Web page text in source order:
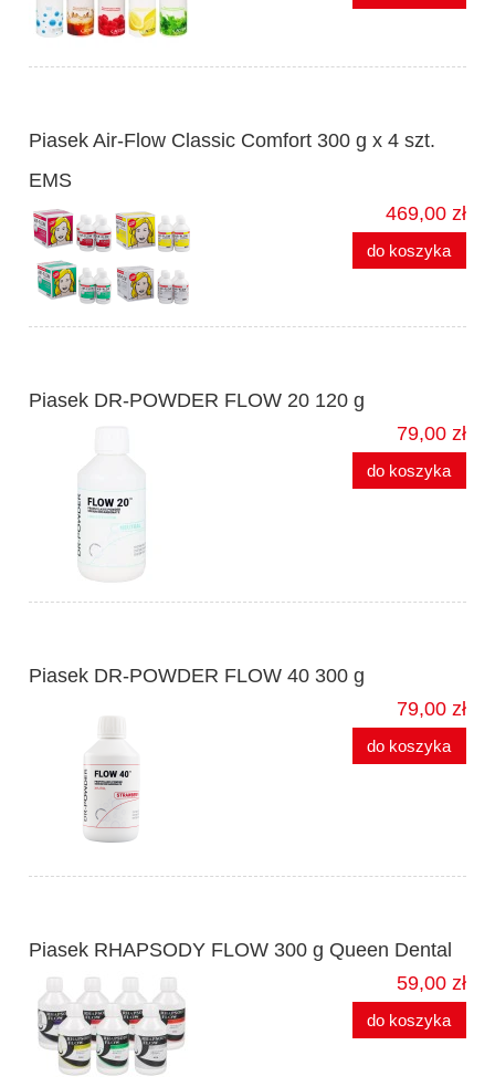
Piasek Air-Flow Classic Comfort 300 g x 4 szt.
EMS
469,00 zł
do koszyka
Piasek DR-POWDER FLOW 20 120 g
79,00 zł
do koszyka
Piasek DR-POWDER FLOW 40 300 g
79,00 zł
do koszyka
Piasek RHAPSODY FLOW 300 g Queen Dental
59,00 zł
do koszyka